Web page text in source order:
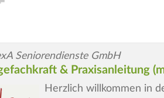
Seniorendienste GmbH
& Praxisanleitung
Herzlich willkommen in